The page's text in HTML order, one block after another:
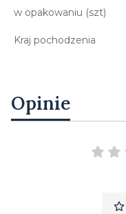
w opakowaniu (szt)
Kraj pochodzenia
Opinie